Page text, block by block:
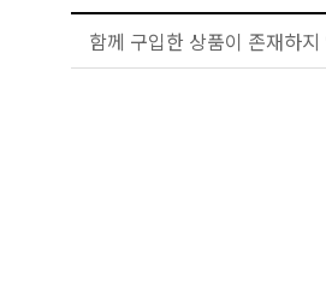
함께 구입한 상품이 존재하